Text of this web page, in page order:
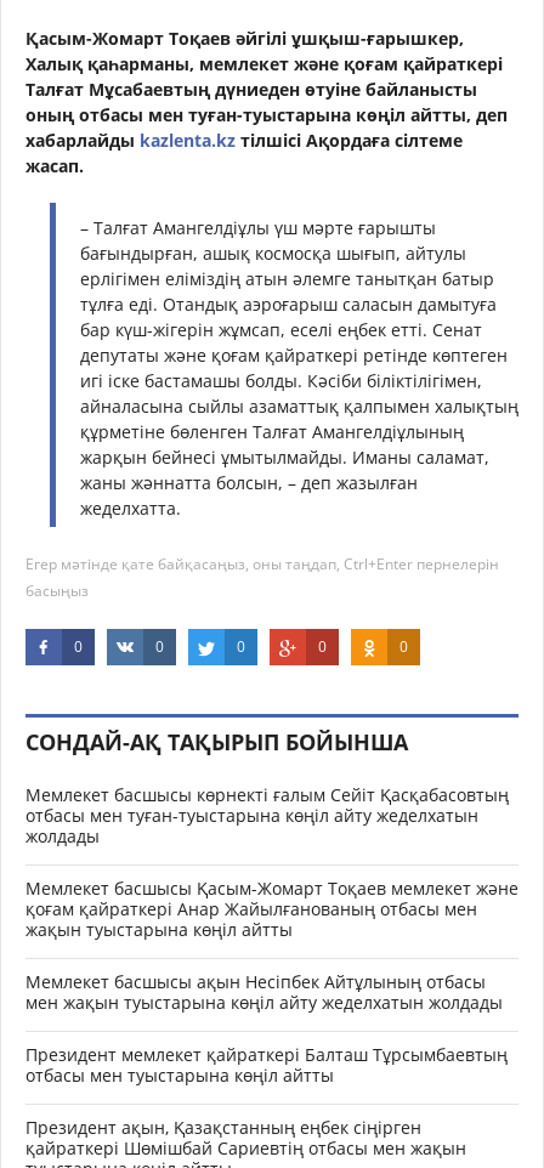
Қасым-Жомарт Тоқаев әйгілі ұшқыш-ғарышкер,
Халық қаһарманы, мемлекет және қоғам қайраткері
Талғат Мұсабаевтың дүниеден өтуіне байланысты
оның отбасы мен туған-туыстарына көңіл айтты, деп
хабарлайды kazlenta.kz тілшісі Ақордаға сілтеме
жасап.
– Талғат Амангелдіұлы үш мәрте ғарышты
бағындырған, ашық космосқа шығып, айтулы
ерлігімен еліміздің атын әлемге танытқан батыр
тұлға еді. Отандық аэроғарыш саласын дамытуға
бар күш-жігерін жұмсап, еселі еңбек етті. Сенат
депутаты және қоғам қайраткері ретінде көптеген
игі іске бастамашы болды. Кәсіби біліктілігімен,
айналасына сыйлы азаматтық қалпымен халықтың
құрметіне бөленген Талғат Амангелдіұлының
жарқын бейнесі ұмытылмайды. Иманы саламат,
жаны жәннатта болсын, – деп жазылған
жеделхатта.
Егер мәтінде қате байқасаңыз, оны таңдап, Ctrl+Enter пернелерін
басыңыз
0 0 0 0 0
СОНДАЙ-АҚ ТАҚЫРЫП БОЙЫНША
Мемлекет басшысы көрнекті ғалым Сейіт Қасқабасовтың
отбасы мен туған-туыстарына көңіл айту жеделхатын
жолдады
Мемлекет басшысы Қасым-Жомарт Тоқаев мемлекет және
қоғам қайраткері Анар Жайылғанованың отбасы мен
жақын туыстарына көңіл айтты
Мемлекет басшысы ақын Несіпбек Айтұлының отбасы
мен жақын туыстарына көңіл айту жеделхатын жолдады
Президент мемлекет қайраткері Балташ Тұрсымбаевтың
отбасы мен туыстарына көңіл айтты
Президент ақын, Қазақстанның еңбек сіңірген
қайраткері Шөмішбай Сариевтің отбасы мен жақын